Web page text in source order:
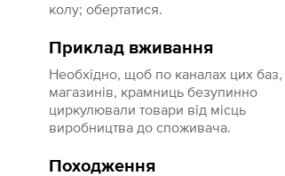
колу; обертатися.
Приклад вживання
Необхідно, щоб по каналах цих баз,
магазинів, крамниць безупинно
циркулювали товари від місць
виробництва до споживача.
Походження